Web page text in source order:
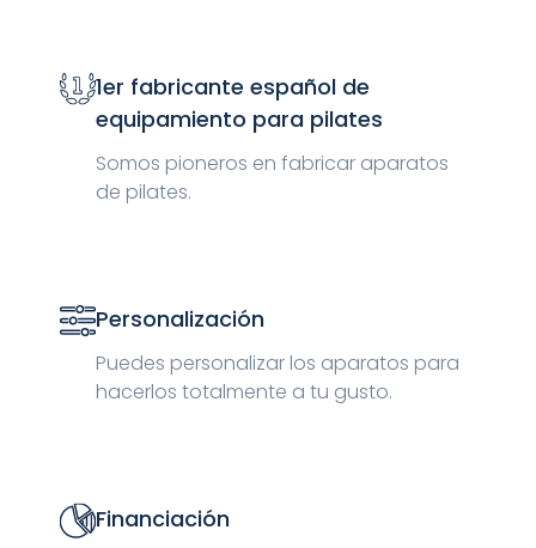
1er fabricante español de
equipamiento para pilates
Somos pioneros en fabricar aparatos
de pilates.
Personalización
Puedes personalizar los aparatos para
hacerlos totalmente a tu gusto.
Financiación